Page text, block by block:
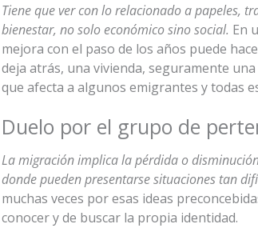
Tiene que ver con lo relacionado a papeles,
bienestar, no solo económico sino social. En
mejora con el paso de los años puede
deja atrás, una vivienda, seguramente
que afecta a algunos emigrantes y todas
Duelo por el grupo de
La migración implica la pérdida o
donde pueden presentarse situaciones tan
muchas veces por esas ideas
conocer y de buscar la propia identidad.